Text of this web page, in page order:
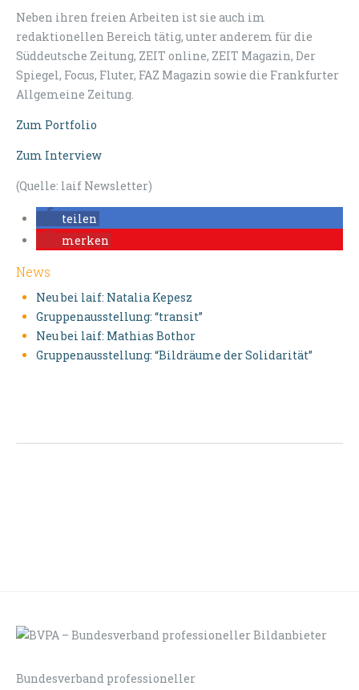
Neben ihren freien Arbeiten ist sie auch im
redaktionellen Bereich tätig, unter anderem für die
Süddeutsche Zeitung, ZEIT online, ZEIT Magazin, Der
Spiegel, Focus, Fluter, FAZ Magazin sowie die Frankfurter
Allgemeine Zeitung.
Zum Portfolio
Zum Interview
(Quelle: laif Newsletter)
teilen
merken
News
Neu bei laif: Natalia Kepesz
Gruppenausstellung: “transit”
Neu bei laif: Mathias Bothor
Gruppenausstellung: “Bildräume der Solidarität”
Bundesverband professioneller